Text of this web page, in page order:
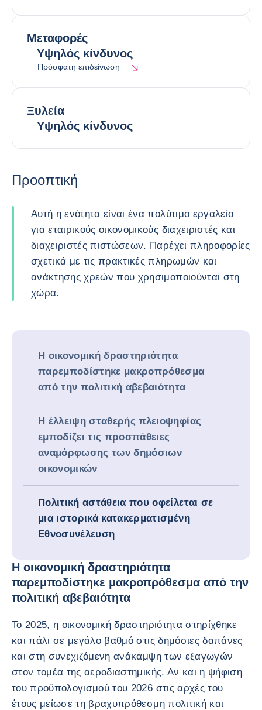
Μεταφορές
Υψηλός κίνδυνος
Πρόσφατη επιδείνωση
Ξυλεία
Υψηλός κίνδυνος
Προοπτική
Αυτή η ενότητα είναι ένα πολύτιμο εργαλείο
για εταιρικούς οικονομικούς διαχειριστές και
διαχειριστές πιστώσεων. Παρέχει πληροφορίες
σχετικά με τις πρακτικές πληρωμών και
ανάκτησης χρεών που χρησιμοποιούνται στη
χώρα.
Η οικονομική δραστηριότητα
παρεμποδίστηκε μακροπρόθεσμα
από την πολιτική αβεβαιότητα
Η έλλειψη σταθερής πλειοψηφίας
εμποδίζει τις προσπάθειες
αναμόρφωσης των δημόσιων
οικονομικών
Πολιτική αστάθεια που οφείλεται σε
μια ιστορικά κατακερματισμένη
Εθνοσυνέλευση
Η οικονομική δραστηριότητα
παρεμποδίστηκε μακροπρόθεσμα από την
πολιτική αβεβαιότητα
Το 2025, η οικονομική δραστηριότητα στηρίχθηκε
και πάλι σε μεγάλο βαθμό στις δημόσιες δαπάνες
και στη συνεχιζόμενη ανάκαμψη των εξαγωγών
στον τομέα της αεροδιαστημικής. Αν και η ψήφιση
του προϋπολογισμού του 2026 στις αρχές του
έτους μείωσε τη βραχυπρόθεσμη πολιτική και